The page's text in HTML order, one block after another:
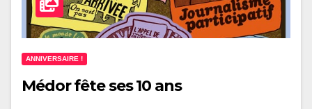
ANNIVERSAIRE !
Médor fête ses 10 ans